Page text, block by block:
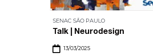
SENAC SĀO PAULO
Talk | Neurodesign
13/03/2025